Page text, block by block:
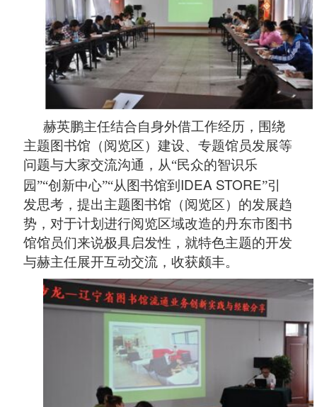
赫英鹏主任结合自身外借工作经历，围绕
主题图书馆（阅览区）建设、专题馆员发展等
问题与大家交流沟通，从“民众的智识乐
园”“创新中心”“从图书馆到 IDEA STORE”引
发思考，提出主题图书馆（阅览区）的发展趋
势，对于计划进行阅览区域改造的丹东市图书
馆馆员们来说极具启发性，就特色主题的开发
与赫主任展开互动交流，收获颇丰。